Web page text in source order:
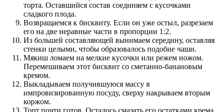
торта. Оставшийся состав соединяем с кусочками
сладкого плода.
Возвращаемся к бисквиту. Если он уже остыл, разрезаем
его на две неравные части в пропорции 1:2.
Из большей составляющей вынимаем середину, оставляя
стенки целыми, чтобы образовалось подобие чаши.
Мякиш ломаем на мелкие кусочки или режем ножом.
Перемешиваем этот бисквит со сметанно-банановым
кремом.
Выкладываем получившуюся массу в
импровизированную посуду, сверху накрываем вторым
коржом.